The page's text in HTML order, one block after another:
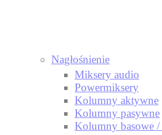
Nagłośnienie
Miksery audio
Powermiksery
Kolumny aktywne
Kolumny pasywne
Kolumny basowe